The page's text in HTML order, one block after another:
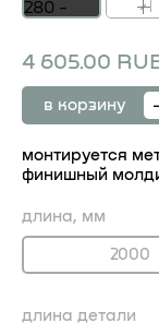
4 605.00
в корзину
монтируется
финишный
длина, мм
2000
длина детали